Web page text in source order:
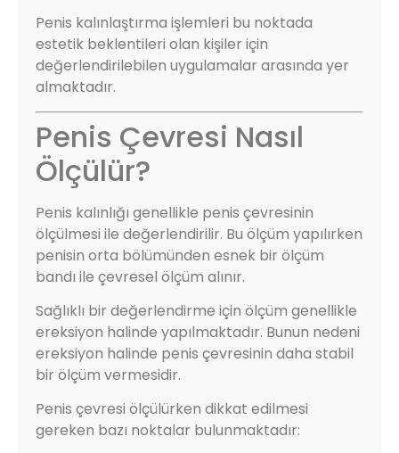
Penis kalınlaştırma işlemleri bu noktada
estetik beklentileri olan kişiler için
değerlendirilebilen uygulamalar arasında yer
almaktadır.
Penis Çevresi Nasıl
Ölçülür?
Penis kalınlığı genellikle penis çevresinin
ölçülmesi ile değerlendirilir. Bu ölçüm yapılırken
penisin orta bölümünden esnek bir ölçüm
bandı ile çevresel ölçüm alınır.
Sağlıklı bir değerlendirme için ölçüm genellikle
ereksiyon halinde yapılmaktadır. Bunun nedeni
ereksiyon halinde penis çevresinin daha stabil
bir ölçüm vermesidir.
Penis çevresi ölçülürken dikkat edilmesi
gereken bazı noktalar bulunmaktadır: